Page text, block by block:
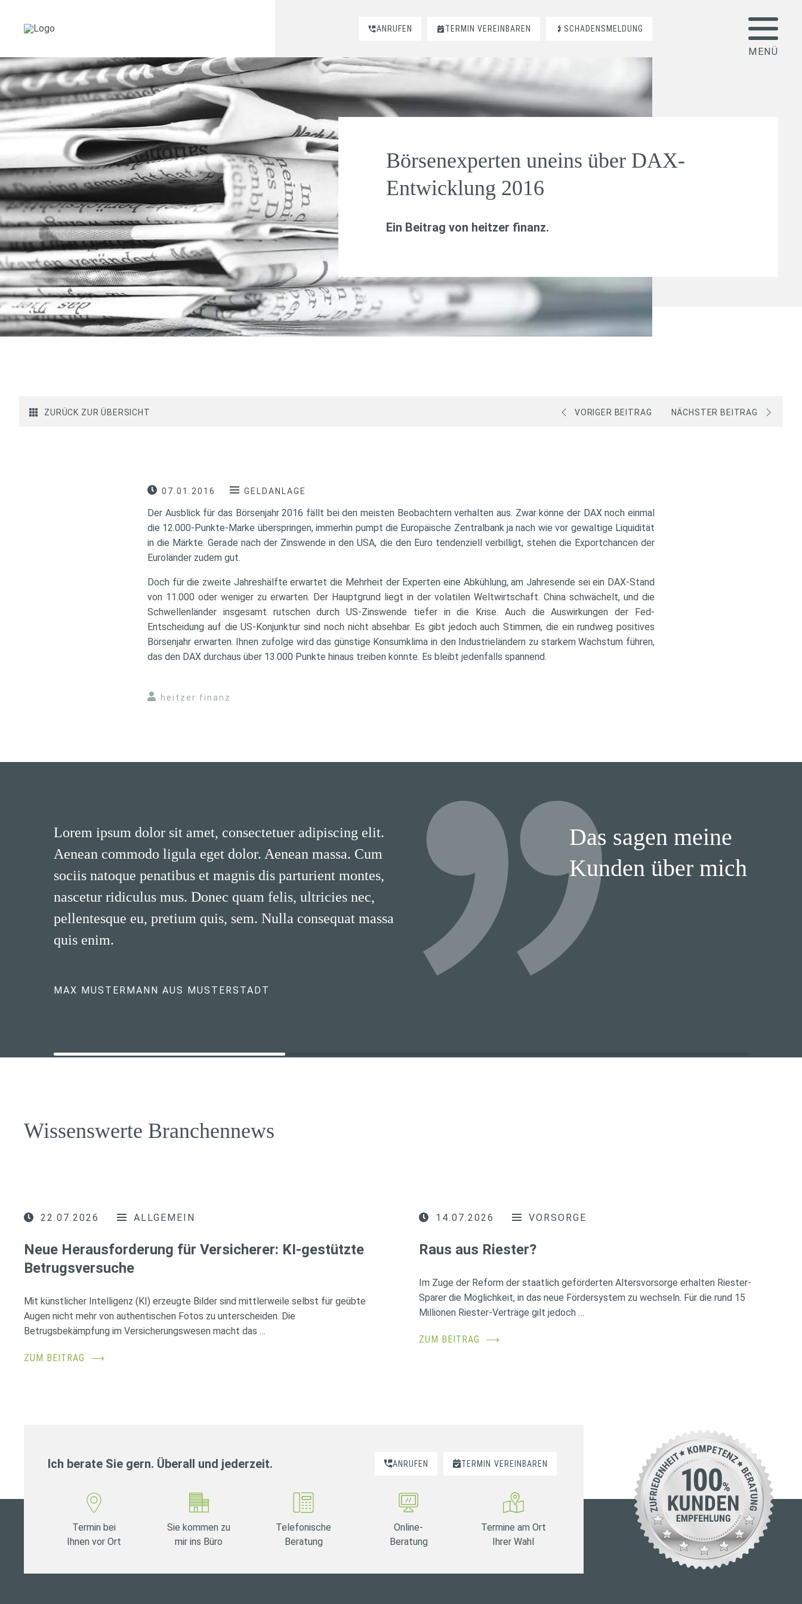
ANRUFEN TERMIN VEREINBAREN SCHADENSMELDUNG
Börsenexperten uneins über DAX-
Entwicklung 2016
Ein Beitrag von heitzer finanz.
ZURÜCK ZUR ÜBERSICHT VORIGER BEITRAG NÄCHSTER BEITRAG
07.01.2016 GELDANLAGE
Der Ausblick für das Börsenjahr 2016 fällt bei den meisten Beobachtern verhalten aus. Zwar könne der DAX noch einmal
die 12.000-Punkte-Marke überspringen, immerhin pumpt die Europäische Zentralbank ja nach wie vor gewaltige Liquidität
in die Märkte. Gerade nach der Zinswende in den USA, die den Euro tendenziell verbilligt, stehen die Exportchancen der
Euroländer zudem gut.
Doch für die zweite Jahreshälfte erwartet die Mehrheit der Experten eine Abkühlung, am Jahresende sei ein DAX-Stand
von 11.000 oder weniger zu erwarten. Der Hauptgrund liegt in der volatilen Weltwirtschaft. China schwächelt, und die
Schwellenländer insgesamt rutschen durch US-Zinswende tiefer in die Krise. Auch die Auswirkungen der Fed-
Entscheidung auf die US-Konjunktur sind noch nicht absehbar. Es gibt jedoch auch Stimmen, die ein rundweg positives
Börsenjahr erwarten. Ihnen zufolge wird das günstige Konsumklima in den Industrieländern zu starkem Wachstum führen,
das den DAX durchaus über 13.000 Punkte hinaus treiben könnte. Es bleibt jedenfalls spannend.
heitzer finanz
Das sagen meine
Kunden über mich
Lorem ipsum dolor sit amet, consectetuer adipiscing elit.
Aenean commodo ligula eget dolor. Aenean massa. Cum
sociis natoque penatibus et magnis dis parturient montes,
nascetur ridiculus mus. Donec quam felis, ultricies nec,
pellentesque eu, pretium quis, sem. Nulla consequat massa
quis enim.
MAX MUSTERMANN AUS MUSTERSTADT
Wissenswerte Branchennews
22.07.2026 ALLGEMEIN
Neue Herausforderung für Versicherer: KI-gestützte
Betrugsversuche
Mit künstlicher Intelligenz (KI) erzeugte Bilder sind mittlerweile selbst für geübte
Augen nicht mehr von authentischen Fotos zu unterscheiden. Die
Betrugsbekämpfung im Versicherungswesen macht das …
ZUM BEITRAG ⟶
14.07.2026 VORSORGE
Raus aus Riester?
Im Zuge der Reform der staatlich geförderten Altersvorsorge erhalten Riester-
Sparer die Möglichkeit, in das neue Fördersystem zu wechseln. Für die rund 15
Millionen Riester-Verträge gilt jedoch …
ZUM BEITRAG ⟶
Ich berate Sie gern. Überall und jederzeit. ANRUFEN TERMIN VEREINBAREN
Termin bei
Ihnen vor Ort
Sie kommen zu
mir ins Büro
Telefonische
Beratung
Online-
Beratung
Termine am Ort
Ihrer Wahl